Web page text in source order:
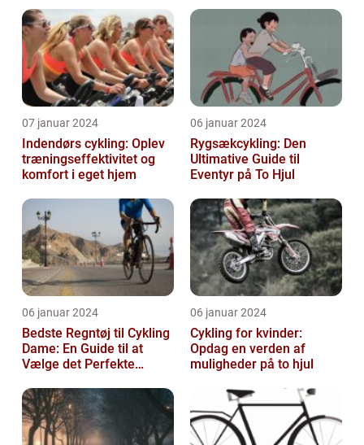
07 januar 2024
Indendørs cykling: Oplev
træningseffektivitet og
komfort i eget hjem
06 januar 2024
Rygsækcykling: Den
Ultimative Guide til
Eventyr på To Hjul
06 januar 2024
Bedste Regntøj til Cykling
Dame: En Guide til at
Vælge det Perfekte
unde...
06 januar 2024
Cykling for kvinder:
Opdag en verden af
muligheder på to hjul